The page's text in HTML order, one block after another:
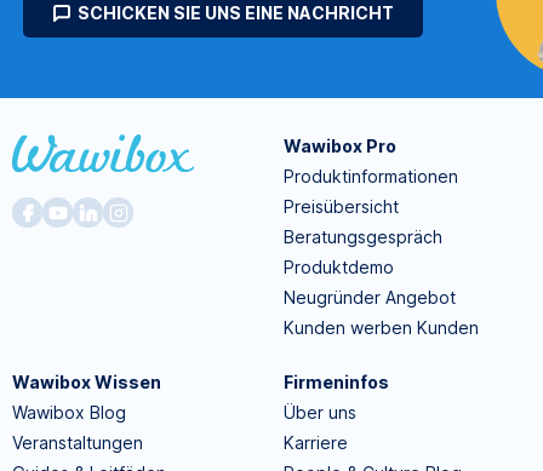
SCHICKEN SIE UNS EINE NACHRICHT
Wawibox Pro
Produktinformationen
Preisübersicht
Beratungsgespräch
Produktdemo
Neugründer Angebot
Kunden werben Kunden
Wawibox Wissen
Wawibox Blog
Veranstaltungen
Firmeninfos
Über uns
Karriere